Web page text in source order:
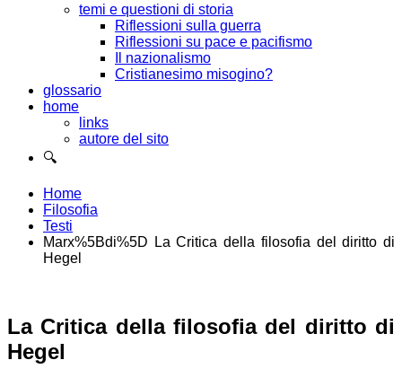
temi e questioni di storia
Riflessioni sulla guerra
Riflessioni su pace e pacifismo
Il nazionalismo
Cristianesimo misogino?
glossario
home
links
autore del sito
🔍
Home
Filosofia
Testi
Marx%5Bdi%5D La Critica della filosofia del diritto di
Hegel
La Critica della filosofia del diritto di
Hegel